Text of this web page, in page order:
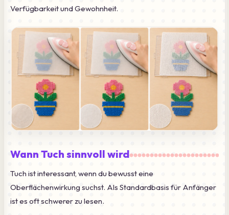
Verfügbarkeit und Gewohnheit.
Wann Tuch sinnvoll wird
Tuch ist interessant, wenn du bewusst eine
Oberflächenwirkung suchst. Als Standardbasis für Anfänger
ist es oft schwerer zu lesen.